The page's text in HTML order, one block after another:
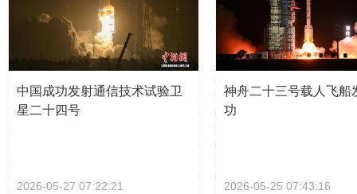
中国成功发射通信技术试验卫
星二十四号
2026-05-27 07:22:21
神舟二十三号载人飞船
功
2026-05-25 07:43:16